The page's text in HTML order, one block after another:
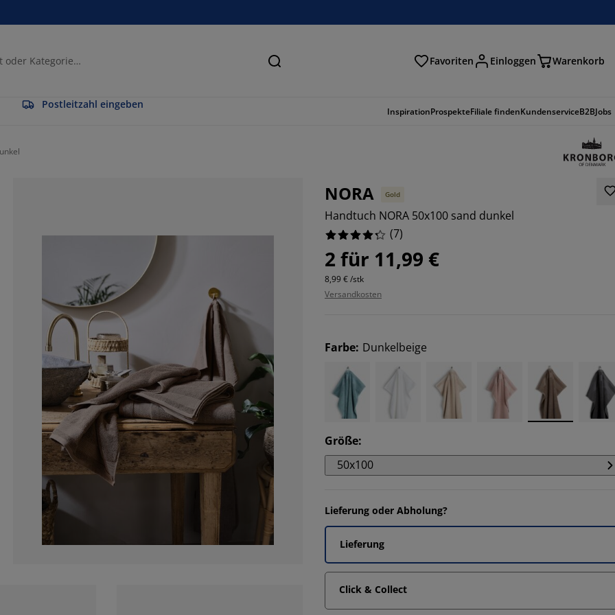
Suchen Favoriten Einloggen Warenkorb
Postleitzahl eingeben
InspirationProspekteFiliale findenKundenserviceB2BJobs
NORA Gold
Handtuch NORA 50x100 sand dunkel
(7)
2 für 11,99 €
8,99 € /stk
Versandkosten
Farbe: Dunkelbeige
Größe:
50x100
Lieferung oder Abholung?
Lieferung
Click & Collect
57.14285714285714%
14.285714285714285%